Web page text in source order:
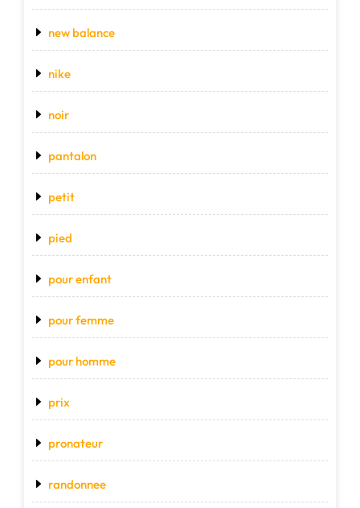
new balance
nike
noir
pantalon
petit
pied
pour enfant
pour femme
pour homme
prix
pronateur
randonnee